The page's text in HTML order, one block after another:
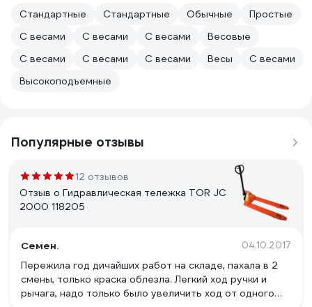
Стандартные Стандартные Обычные
Простые
С весами
С весами С весами
Весовые
С весами
С весами С весами Весы
С весами
Высокоподъемные
Популярные отзывы
12 отзывов
Отзыв о Гидравлическая тележка TOR JC
2000 118205
Семен. 04.10.2017
Пережила год дичайших работ на складе, пахала в 2
смены, только краска облезла. Легкий ход ручки и
рычага, надо только было увеличить ход от одного